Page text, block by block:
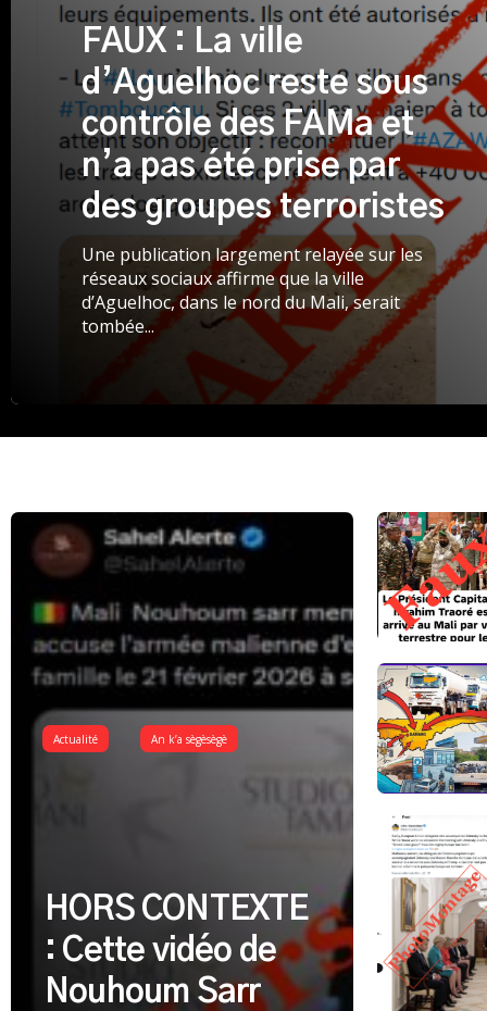
FAUX : La ville
d’Aguelhoc reste sous
contrôle des FAMa et
n’a pas été prise par
des groupes terroristes
Une publication largement relayée sur les
réseaux sociaux affirme que la ville
d’Aguelhoc, dans le nord du Mali, serait
tombée...
Actualité An k’a sègèsègè
HORS CONTEXTE
: Cette vidéo de
Nouhoum Sarr